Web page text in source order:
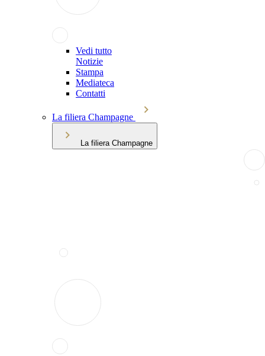
Vedi tutto
Notizie
Stampa
Mediateca
Contatti
La filiera Champagne
La filiera Champagne